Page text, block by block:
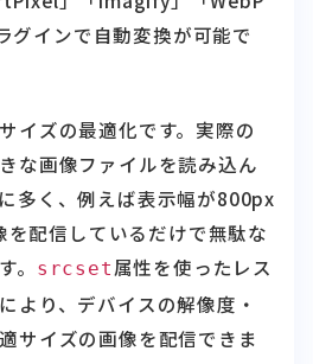
イズの最適化です。実際の
多く、例えば表示幅が800px
配信しているだけで無駄な
。
srcset 属性を使ったレス
より、デバイスの解像度・
サイズの画像を配信できま